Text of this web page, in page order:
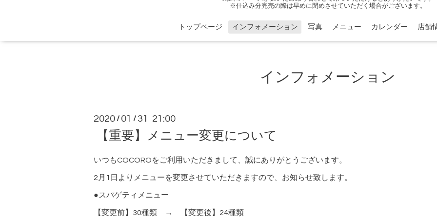
※仕込み分完売の際は早めに閉めさせていただく場合がございます。
トップページ インフォメーション 写真 メニュー カレンダー 店舗
インフォメーション
2020 / 01 /31 21:00
【重要】メニュー変更について
いつもCOCOROをご利用いただきまして、誠にありがとうございます。
2月1日よりメニューを変更させていただきますので、お知らせ致します。
●スパゲティメニュー
【変更前】30種類 → 【変更後】24種類